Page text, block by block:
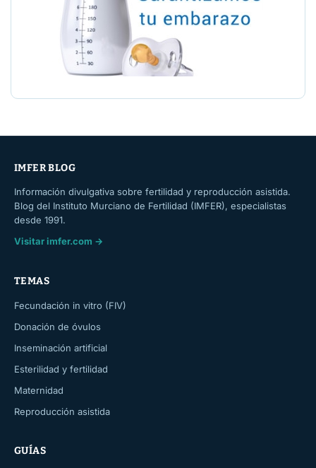
IMFER BLOG
Información divulgativa sobre fertilidad y reproducción asistida.
Blog del Instituto Murciano de Fertilidad (IMFER), especialistas
desde 1991.
Visitar imfer.com →
TEMAS
Fecundación in vitro (FIV)
Donación de óvulos
Inseminación artificial
Esterilidad y fertilidad
Maternidad
Reproducción asistida
GUÍAS